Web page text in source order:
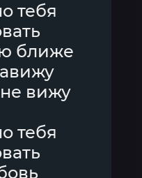
тебя
ближе
вижу
тебя